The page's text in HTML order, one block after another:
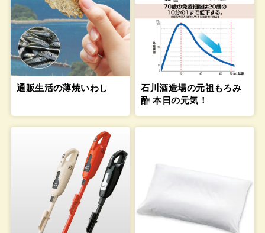
通販生活の薄焼いわし
石川酒造場の元祖もろみ
酢 本日の元気！